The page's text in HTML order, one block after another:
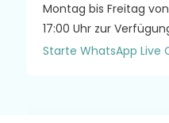
Montag bis Freitag
17:00 Uhr zur
Starte WhatsApp Live